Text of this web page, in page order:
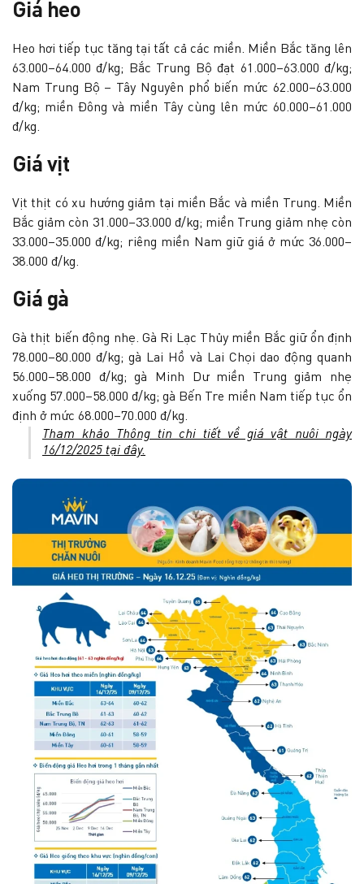
Giá heo
Heo hơi tiếp tục tăng tại tất cả các miền. Miền Bắc tăng lên
63.000–64.000 đ/kg; Bắc Trung Bộ đạt 61.000–63.000 đ/kg;
Nam Trung Bộ – Tây Nguyên phổ biến mức 62.000–63.000
đ/kg; miền Đông và miền Tây cùng lên mức 60.000–61.000
đ/kg.
Giá vịt
Vịt thịt có xu hướng giảm tại miền Bắc và miền Trung. Miền
Bắc giảm còn 31.000–33.000 đ/kg; miền Trung giảm nhẹ còn
33.000–35.000 đ/kg; riêng miền Nam giữ giá ở mức 36.000–
38.000 đ/kg.
Giá gà
Gà thịt biến động nhẹ. Gà Ri Lạc Thủy miền Bắc giữ ổn định
78.000–80.000 đ/kg; gà Lai Hồ và Lai Chọi dao động quanh
56.000–58.000 đ/kg; gà Minh Dư miền Trung giảm nhẹ
xuống 57.000–58.000 đ/kg; gà Bến Tre miền Nam tiếp tục ổn
định ở mức 68.000–70.000 đ/kg.
Tham khảo Thông tin chi tiết về giá vật nuôi ngày
16/12/2025 tại đây.